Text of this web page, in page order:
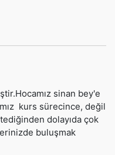
sinan bey'e
kurs sürecince, değil
dolayıda çok
buluşmak